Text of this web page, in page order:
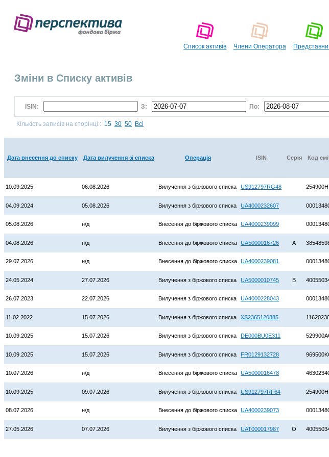
Список активів Члени Оператора
Зміни в Списку активів
ISIN: З: По:
Кількість записів на сторінці:: 15 30 50 Всі
Дата внесення до списку Дата вилучення зі списка Операція ISIN Серія Код
10.09.2025 06.08.2026 Вилучення з біржового списка US912797RG48
04.09.2024 05.08.2026 Вилучення з біржового списка UA4000232607
05.08.2026 н/д Внесення до біржового списка UA4000239099
04.08.2026 н/д Внесення до біржового списка UA5000016726 A
29.07.2026 н/д Внесення до біржового списка UA4000239081
24.05.2024 27.07.2026 Вилучення з біржового списка UA5000010745 B
26.07.2023 22.07.2026 Вилучення з біржового списка UA4000228043
11.02.2022 15.07.2026 Вилучення з біржового списка XS2365120885
10.09.2025 15.07.2026 Вилучення з біржового списка DE000BU0E311
10.09.2025 15.07.2026 Вилучення з біржового списка FR0129132728
10.07.2026 н/д Внесення до біржового списка UA5000016478
10.09.2025 09.07.2026 Вилучення з біржового списка US912797RF64
08.07.2026 н/д Внесення до біржового списка UA4000239073
27.05.2026 07.07.2026 Вилучення з біржового списка UAT000017967 O